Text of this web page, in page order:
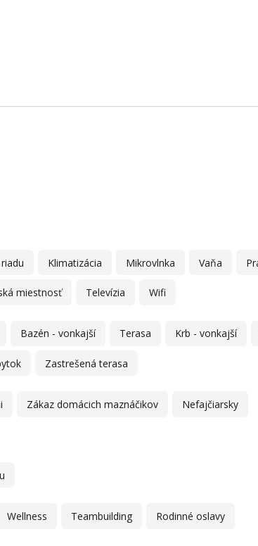
Klimatizácia Mikrovlnka Vaňa
miestnosť Televízia Wifi
Bazén - vonkajší Terasa Krb - vonkajší
Zastrešená terasa
Zákaz domácich maznáčikov Nefajčiarsky
Wellness Teambuilding Rodinné oslavy